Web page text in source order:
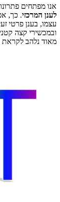
אנו מפתחים
לענן המרכזי. כך,
עצמו, בענן פרטי
ובמכשירי קצה
מאוד נלהב לקראת